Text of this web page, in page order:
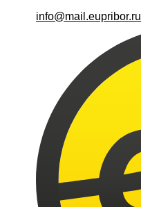
info@mail.eupribor.ru